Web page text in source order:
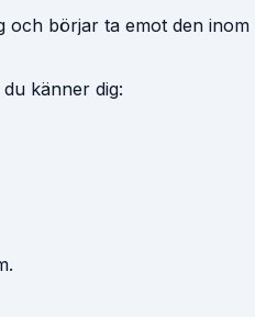
och börjar ta emot den
känner dig: